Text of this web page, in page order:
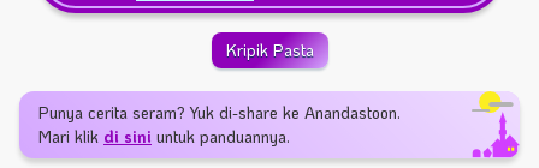
Kripik Pasta
Punya cerita seram? Yuk di-share ke Anandastoon.
Mari klik di sini untuk panduannya.